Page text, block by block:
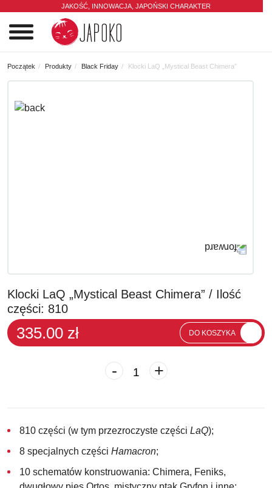
JAKOŚĆ, INNOWACJA, JAPOŃSKI CHARAKTER
Początek Produkty Black Friday Klocki LaQ „Mystical Beast Chimera”
Klocki LaQ „Mystical Beast Chimera” / Ilość
części: 810
335.00 zł DO KOSZYKA
- +
810 części (w tym przezroczyste części LaQ);
8 specjalnych części Hamacron;
10 schematów konstruowania: Chimera, Feniks,